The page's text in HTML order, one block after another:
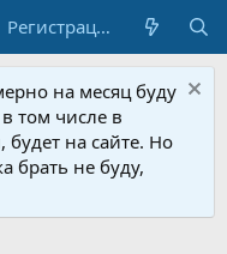
Регистрация
на месяц буду
том числе в
будет на сайте. Но
брать не буду,